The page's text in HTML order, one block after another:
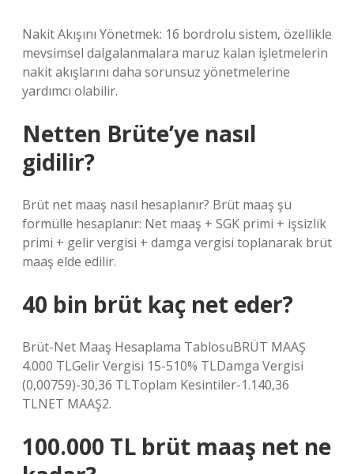
Nakit Akışını Yönetmek: 16 bordrolu sistem, özellikle
mevsimsel dalgalanmalara maruz kalan işletmelerin
nakit akışlarını daha sorunsuz yönetmelerine
yardımcı olabilir.
Netten Brüte’ye nasıl
gidilir?
Brüt net maaş nasıl hesaplanır? Brüt maaş şu
formülle hesaplanır: Net maaş + SGK primi + işsizlik
primi + gelir vergisi + damga vergisi toplanarak brüt
maaş elde edilir.
40 bin brüt kaç net eder?
Brüt-Net Maaş Hesaplama TablosuBRÜT MAAŞ
4.000 TLGelir Vergisi 15-510% TLDamga Vergisi
(0,00759)-30,36 TLToplam Kesintiler-1.140,36
TLNET MAAŞ2.
100.000 TL brüt maaş net ne